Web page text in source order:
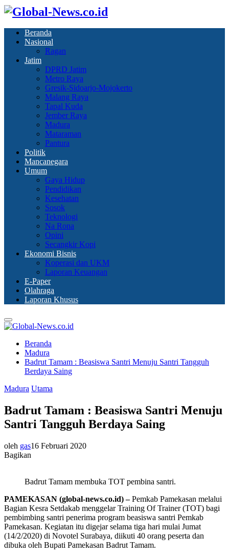
Beranda
Nasional
Ragan
Jatim
DPRD Jatim
Metro Raya
Gresik-Sidoarjo-Mojokerto
Malang Raya
Tapal Kuda
Jember Raya
Madura
Mataraman
Pantura
Politik
Mancanegara
Umum
Gaya Hidup
Pendidikan
Kesehatan
Sosok
Teknologi
Na Rona
Opini
Secangkir Kopi
Ekonomi Bisnis
Koperasi dan UKM
Laporan Keuangan
E-Paper
Olahraga
Laporan Khusus
Primary
Menu
Beranda
Madura
Badrut Tamam : Beasiswa Santri Menuju Santri Tangguh
Berdaya Saing
Madura Utama
Badrut Tamam : Beasiswa Santri Menuju
Santri Tangguh Berdaya Saing
oleh gas16 Februari 2020
Bagikan
Badrut Tamam membuka TOT pembina santri.
PAMEKASAN (global-news.co.id) –Pemkab Pamekasan melalui
Bagian Kesra Setdakab menggelar Training Of Trainer (TOT) bagi
pembimbing santri penerima program beasiswa santri Pemkab
Pamekasan. Kegiatan itu digejar selama tiga hari mulai Jumat
(14/2/2020) di Novotel Surabaya, diikuti 40 orang peserta dan
dibuka oleh Bupati Pamekasan Badrut Tamam.